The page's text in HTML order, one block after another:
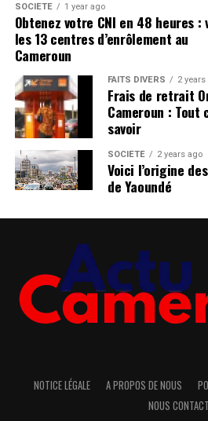
SOCIÉTÉ 1 year ago
Obtenez votre CNI en 48 heures :
les 13 centres d’enrôlement au
Cameroun
FAITS DIVERS 2 years
Frais de retrait
Cameroun : Tout
savoir
SOCIÉTÉ 2 years ago
Voici l’origine
de Yaoundé
NOTICE LÉGALE A PROPOS DE NOUS
NOUS